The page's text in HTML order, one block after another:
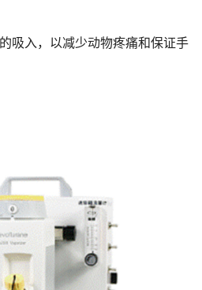
吸入，以减少动物疼痛和保证手